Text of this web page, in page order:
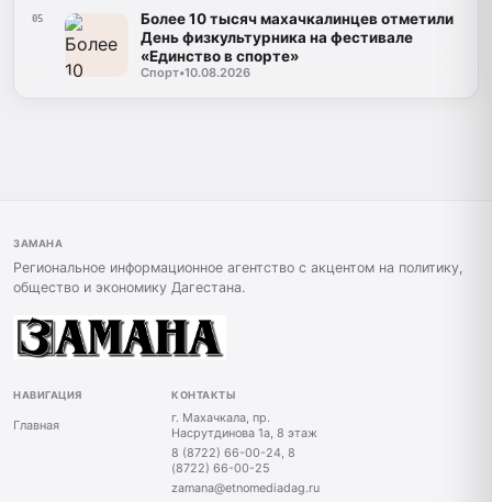
05
Более 10 тысяч махачкалинцев отметили
День физкультурника на фестивале
«Единство в спорте»
Спорт•10.08.2026
ЗАМАНА
Региональное информационное агентство с акцентом на политику,
общество и экономику Дагестана.
НАВИГАЦИЯ
Главная
КОНТАКТЫ
г. Махачкала, пр.
Насрутдинова 1а, 8 этаж
8 (8722) 66-00-24, 8
(8722) 66-00-25
zamana@etnomediadag.ru